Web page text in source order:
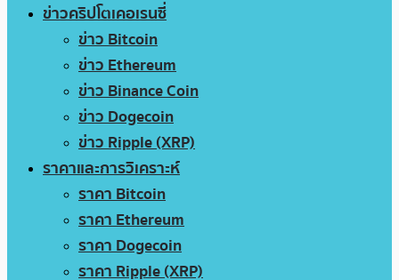
ข่าวคริปโตเคอเรนซี่
ข่าว Bitcoin
ข่าว Ethereum
ข่าว Binance Coin
ข่าว Dogecoin
ข่าว Ripple (XRP)
ราคาและการวิเคราะห์
ราคา Bitcoin
ราคา Ethereum
ราคา Dogecoin
ราคา Ripple (XRP)